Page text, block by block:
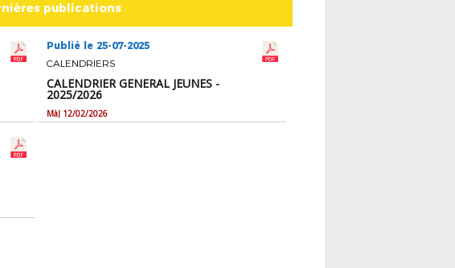
publications
Publié le 25-07-2025
CALENDRIERS
CALENDRIER GENERAL JEUNES -
2025/2026
MàJ 12/02/2026